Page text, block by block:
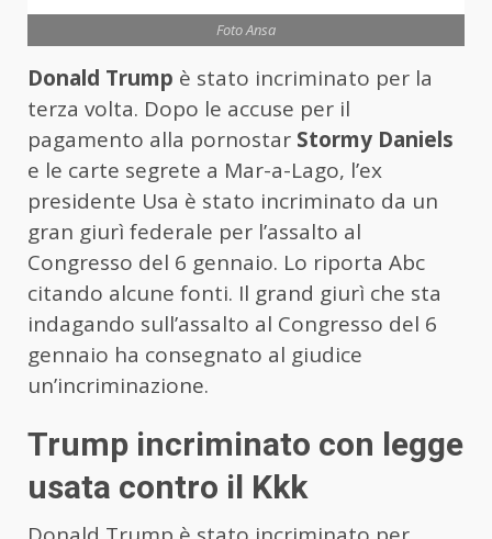
Foto Ansa
Donald Trump è stato incriminato per la
terza volta. Dopo le accuse per il
pagamento alla pornostar Stormy Daniels
e le carte segrete a Mar-a-Lago, l’ex
presidente Usa è stato incriminato da un
gran giurì federale per l’assalto al
Congresso del 6 gennaio. Lo riporta Abc
citando alcune fonti. Il grand giurì che sta
indagando sull’assalto al Congresso del 6
gennaio ha consegnato al giudice
un’incriminazione.
Trump incriminato con legge
usata contro il Kkk